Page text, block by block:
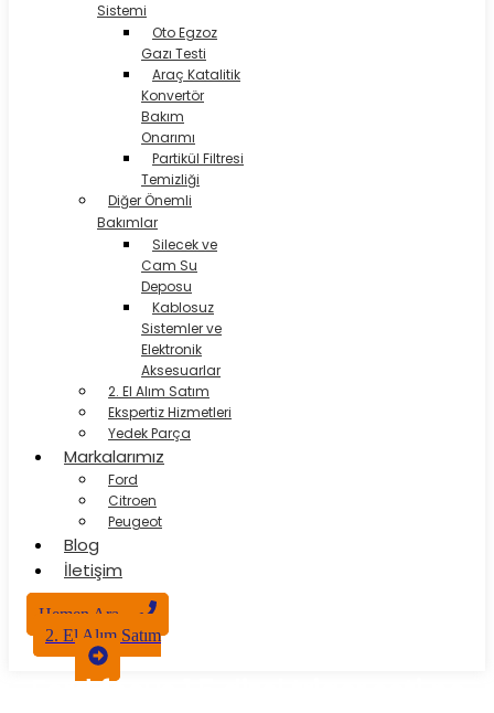
Sistemi
Oto Egzoz
Gazı Testi
Araç Katalitik
Konvertör
Bakım
Onarımı
Partikül Filtresi
Temizliği
Diğer Önemli
Bakımlar
Silecek ve
Cam Su
Deposu
Kablosuz
Sistemler ve
Elektronik
Aksesuarlar
2. El Alım Satım
Ekspertiz Hizmetleri
Yedek Parça
Markalarımız
Ford
Citroen
Peugeot
Blog
İletişim
Hemen Ara
2. El Alım Satım
Ford focus 1.5 dizel triger seti ne